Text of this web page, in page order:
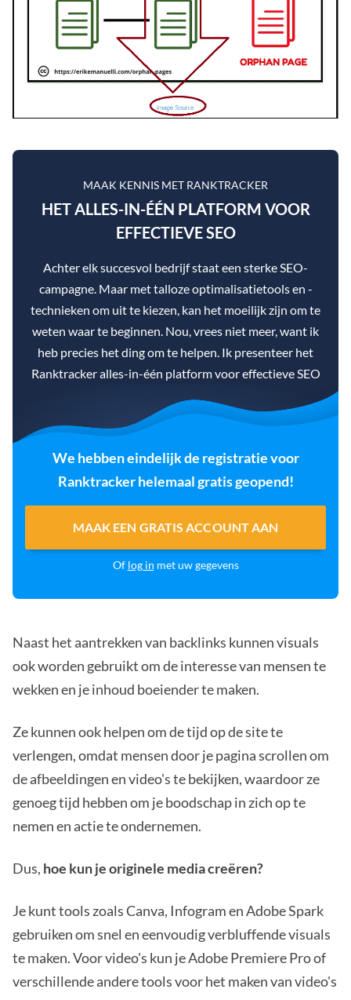
MAAK KENNIS MET RANKTRACKER
HET ALLES-IN-ÉÉN PLATFORM VOOR
EFFECTIEVE SEO
Achter elk succesvol bedrijf staat een sterke SEO-
campagne. Maar met talloze optimalisatietools en -
technieken om uit te kiezen, kan het moeilijk zijn om te
weten waar te beginnen. Nou, vrees niet meer, want ik
heb precies het ding om te helpen. Ik presenteer het
Ranktracker alles-in-één platform voor effectieve SEO
We hebben eindelijk de registratie voor
Ranktracker helemaal gratis geopend!
MAAK EEN GRATIS ACCOUNT AAN
Of log in met uw gegevens
Naast het aantrekken van backlinks kunnen visuals
ook worden gebruikt om de interesse van mensen te
wekken en je inhoud boeiender te maken.
Ze kunnen ook helpen om de tijd op de site te
verlengen, omdat mensen door je pagina scrollen om
de afbeeldingen en video's te bekijken, waardoor ze
genoeg tijd hebben om je boodschap in zich op te
nemen en actie te ondernemen.
Dus, hoe kun je originele media creëren?
Je kunt tools zoals Canva, Infogram en Adobe Spark
gebruiken om snel en eenvoudig verbluffende visuals
te maken. Voor video's kun je Adobe Premiere Pro of
verschillende andere tools voor het maken van video's